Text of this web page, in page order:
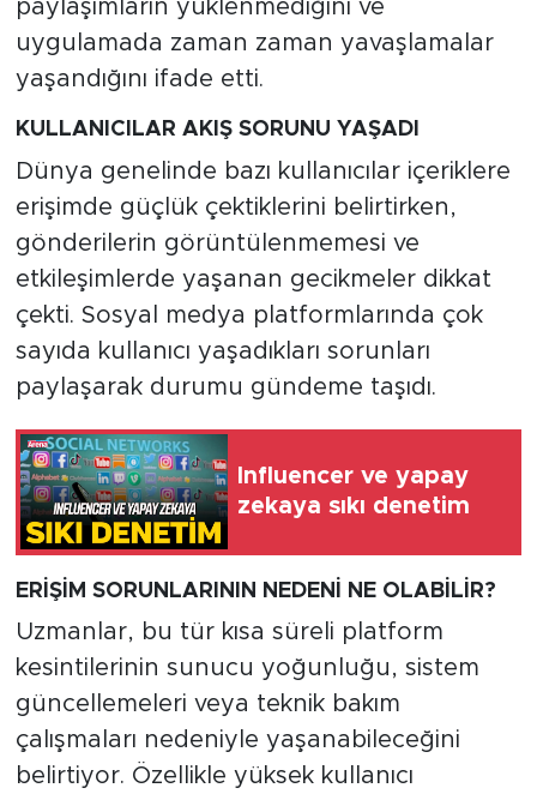
paylaşımların yüklenmediğini ve
uygulamada zaman zaman yavaşlamalar
yaşandığını ifade etti.
KULLANICILAR AKIŞ SORUNU YAŞADI
Dünya genelinde bazı kullanıcılar içeriklere
erişimde güçlük çektiklerini belirtirken,
gönderilerin görüntülenmemesi ve
etkileşimlerde yaşanan gecikmeler dikkat
çekti. Sosyal medya platformlarında çok
sayıda kullanıcı yaşadıkları sorunları
paylaşarak durumu gündeme taşıdı.
Influencer ve yapay
zekaya sıkı denetim
ERİŞİM SORUNLARININ NEDENİ NE OLABİLİR?
Uzmanlar, bu tür kısa süreli platform
kesintilerinin sunucu yoğunluğu, sistem
güncellemeleri veya teknik bakım
çalışmaları nedeniyle yaşanabileceğini
belirtiyor. Özellikle yüksek kullanıcı